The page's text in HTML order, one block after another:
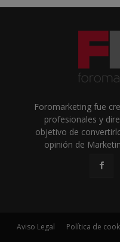
Foromarketing fue
profesionales y
objetivo de
opinión de
Aviso Legal Política de